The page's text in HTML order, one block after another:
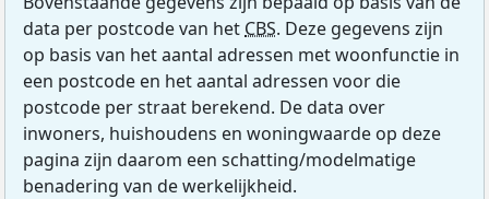
data per postcode van het CBS. Deze gegevens zijn
op basis van het aantal adressen met woonfunctie in
een postcode en het aantal adressen voor die
postcode per straat berekend. De data over
inwoners, huishoudens en woningwaarde op deze
pagina zijn daarom een schatting/modelmatige
benadering van de werkelijkheid.